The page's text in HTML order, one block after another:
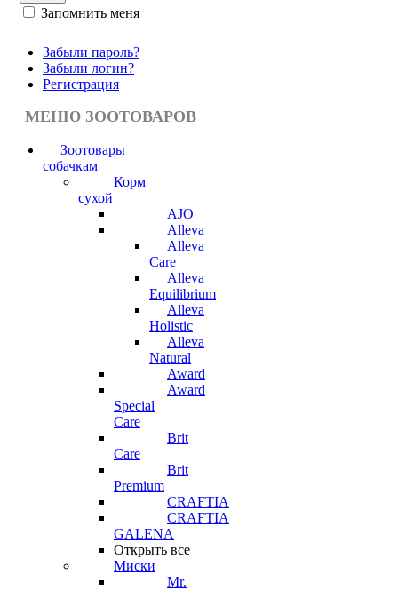
Запомнить меня
Забыли пароль?
Забыли логин?
Регистрация
МЕНЮ ЗООТОВАРОВ
Зоотовары
собачкам
Корм
сухой
AJO
Alleva
Alleva
Care
Alleva
Equilibrium
Alleva
Holistic
Alleva
Natural
Award
Award
Special
Care
Brit
Care
Brit
Premium
CRAFTIA
CRAFTIA
GALENA
Открыть все
Миски
Mr.